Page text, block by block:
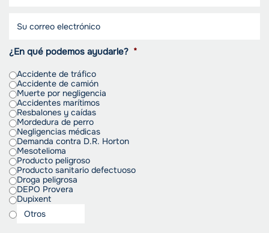
¿En qué podemos ayudarle? *
Accidente de tráfico
Accidente de camión
Muerte por negligencia
Accidentes marítimos
Resbalones y caídas
Mordedura de perro
Negligencias médicas
Demanda contra D.R. Horton
Mesotelioma
Producto peligroso
Producto sanitario defectuoso
Droga peligrosa
DEPO Provera
Dupixent